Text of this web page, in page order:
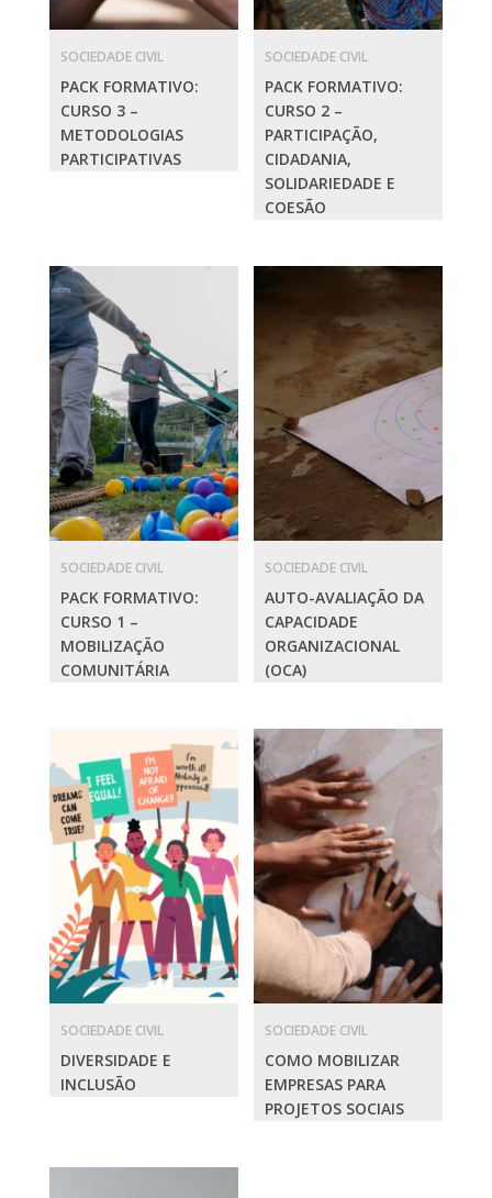
SOCIEDADE CIVIL
PACK FORMATIVO:
CURSO 3 –
METODOLOGIAS
PARTICIPATIVAS
SOCIEDADE CIVIL
PACK FORMATIVO:
CURSO 2 –
PARTICIPAÇÃO,
CIDADANIA,
SOLIDARIEDADE E
COESÃO
SOCIEDADE CIVIL
PACK FORMATIVO:
CURSO 1 –
MOBILIZAÇÃO
COMUNITÁRIA
SOCIEDADE CIVIL
AUTO-AVALIAÇÃO DA
CAPACIDADE
ORGANIZACIONAL
(OCA)
SOCIEDADE CIVIL
DIVERSIDADE E
INCLUSÃO
SOCIEDADE CIVIL
COMO MOBILIZAR
EMPRESAS PARA
PROJETOS SOCIAIS